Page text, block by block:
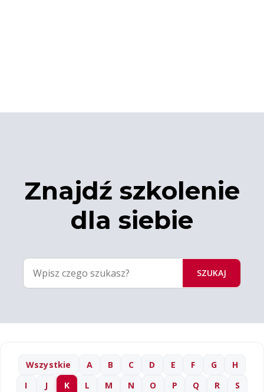
Znajdź szkolenie
dla siebie
SZUKAJ
Wszystkie A B C D E F G
H
I
J K L M N O P Q R
S